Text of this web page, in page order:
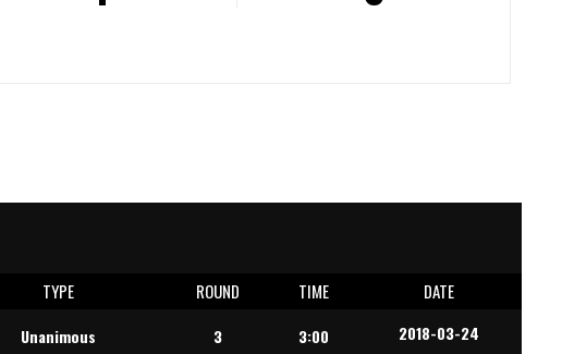
TYPE ROUND TIME DATE
Unanimous 3 3:00 2018-03-24